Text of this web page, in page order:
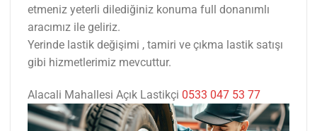
etmeniz yeterli dilediğiniz konuma full donanımlı
aracımız ile geliriz.
Yerinde lastik değişimi , tamiri ve çıkma lastik satışı
gibi hizmetlerimiz mevcuttur.
Alacali Mahallesi Açık Lastikçi 0533 047 53 77